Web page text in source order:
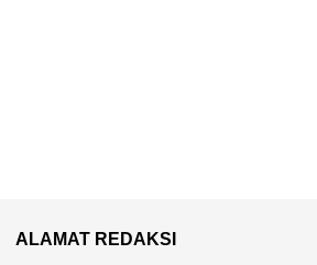
ALAMAT REDAKSI